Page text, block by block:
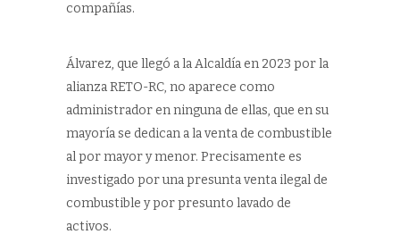
compañías.
Álvarez, que llegó a la Alcaldía en 2023 por la
alianza RETO-RC, no aparece como
administrador en ninguna de ellas, que en su
mayoría se dedican a la venta de combustible
al por mayor y menor. Precisamente es
investigado por una presunta venta ilegal de
combustible y por presunto lavado de
activos.